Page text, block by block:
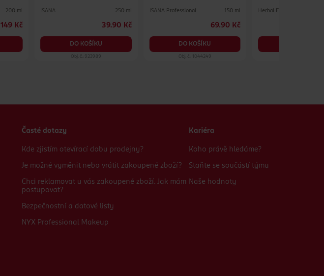
200 ml
149 Kč
ISANA 250 ml
39.90 Kč
DO KOŠÍKU
Obj. č.: 923989
ISANA Professional 150 ml
69.90 Kč
DO KOŠÍKU
Obj. č.: 1044249
Herbal Essences
Časté dotazy
Kde zjistím otevírací dobu prodejny?
Je možné vyměnit nebo vrátit zakoupené zboží?
Chci reklamovat u vás zakoupené zboží. Jak mám
postupovat?
Bezpečnostní a datové listy
NYX Professional Makeup
Kariéra
Koho právě hledáme?
Staňte se součástí týmu
Naše hodnoty